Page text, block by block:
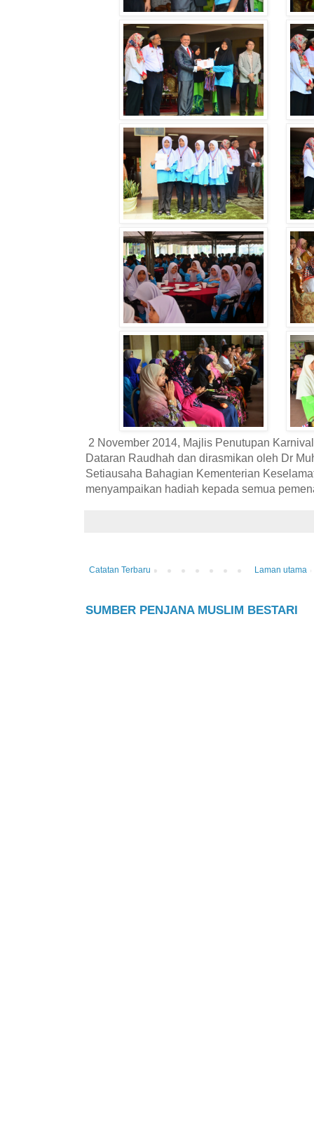
2 November 2014, Majlis Penutupan
Dataran Raudhah dan dirasmikan oleh Dr
Setiausaha Bahagian Kementerian
menyampaikan hadiah kepada semua
Catatan Terbaru Laman utama
SUMBER PENJANA MUSLIM BESTARI